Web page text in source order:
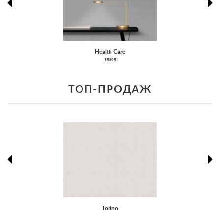
Health Care
15895
ТОП-ПРОДАЖ
Torino